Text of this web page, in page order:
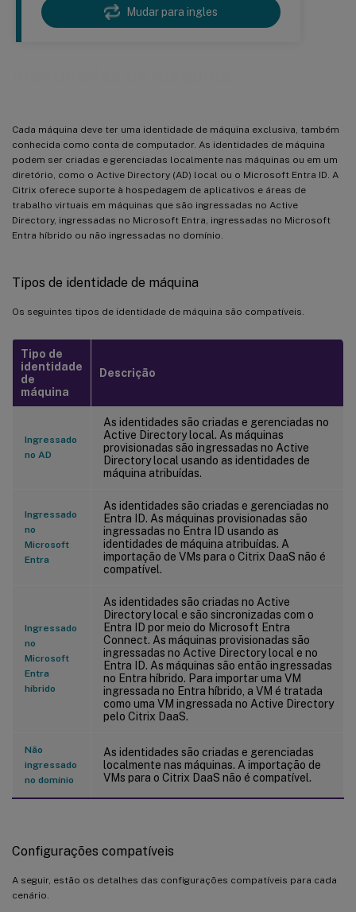
Mudar para ingles
Cada máquina deve ter uma identidade de máquina exclusiva, também
conhecida como conta de computador. As identidades de máquina
podem ser criadas e gerenciadas localmente nas máquinas ou em um
diretório, como o Active Directory (AD) local ou o Microsoft Entra ID. A
Citrix oferece suporte à hospedagem de aplicativos e áreas de
trabalho virtuais em máquinas que são ingressadas no Active
Directory, ingressadas no Microsoft Entra, ingressadas no Microsoft
Entra híbrido ou não ingressadas no domínio.
Tipos de identidade de máquina
Os seguintes tipos de identidade de máquina são compatíveis.
Tipo de
identidade
de
máquina
Descrição
Ingressado
no AD
As identidades são criadas e gerenciadas no
Active Directory local. As máquinas
provisionadas são ingressadas no Active
Directory local usando as identidades de
máquina atribuídas.
Ingressado
no
Microsoft
Entra
As identidades são criadas e gerenciadas no
Entra ID. As máquinas provisionadas são
ingressadas no Entra ID usando as
identidades de máquina atribuídas. A
importação de VMs para o Citrix DaaS não é
compatível.
Ingressado
no
Microsoft
Entra
híbrido
As identidades são criadas no Active
Directory local e são sincronizadas com o
Entra ID por meio do Microsoft Entra
Connect. As máquinas provisionadas são
ingressadas no Active Directory local e no
Entra ID. As máquinas são então ingressadas
no Entra híbrido. Para importar uma VM
ingressada no Entra híbrido, a VM é tratada
como uma VM ingressada no Active Directory
pelo Citrix DaaS.
Não
ingressado
no domínio
As identidades são criadas e gerenciadas
localmente nas máquinas. A importação de
VMs para o Citrix DaaS não é compatível.
Configurações compatíveis
A seguir, estão os detalhes das configurações compatíveis para cada
cenário.